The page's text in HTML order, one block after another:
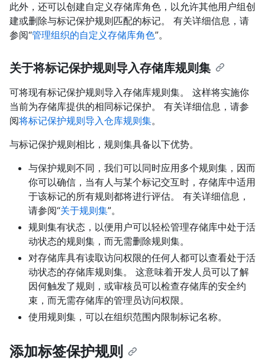
此外，还可以创建自定义存储库角色，以允许其他用户组创
建或删除与标记保护规则匹配的标记。 有关详细信息，请
参阅“管理组织的自定义存储库角色”。
关于将标记保护规则导入存储库规则集
可将现有标记保护规则导入存储库规则集。 这样将实施你
当前为存储库提供的相同标记保护。 有关详细信息，请参
阅将标记保护规则导入仓库规则集。
与标记保护规则相比，规则集具备以下优势。
与保护规则不同，我们可以同时应用多个规则集，因而
你可以确信，当有人与某个标记交互时，存储库中适用
于该标记的所有规则都将进行评估。 有关详细信息，
请参阅“关于规则集”。
规则集有状态，以便用户可以轻松管理存储库中处于活
动状态的规则集，而无需删除规则集。
对存储库具有读取访问权限的任何人都可以查看处于活
动状态的存储库规则集。 这意味着开发人员可以了解
因何触发了规则，或审核员可以检查存储库的安全约
束，而无需存储库的管理员访问权限。
使用规则集，可以在组织范围内限制标记名称。
添加标签保护规则